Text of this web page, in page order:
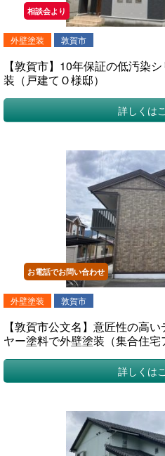
相談会より
外壁塗装 敦賀市
【敦賀市】10年保証の低汚染
装（戸建てＯ様邸）
詳しくは
お電話でお問い合わせ
外壁塗装 敦賀市
【敦賀市公文名】意匠性の高
ヤー塗料で外壁塗装（集合住宅
詳しくは